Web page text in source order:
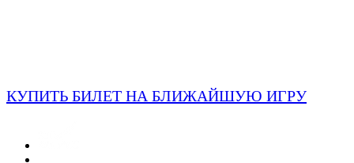
КУПИТЬ БИЛЕТ НА БЛИЖАЙШУЮ ИГРУ